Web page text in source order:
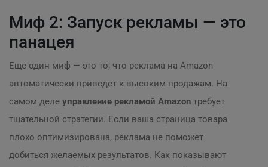
Миф 2: Запуск рекламы — это
панацея
Еще один миф — это то, что реклама на Amazon
автоматически приведет к высоким продажам. На
самом деле управление рекламой Amazon требует
тщательной стратегии. Если ваша страница товара
плохо оптимизирована, реклама не поможет
добиться желаемых результатов. Как показывают